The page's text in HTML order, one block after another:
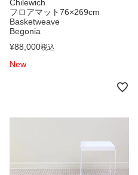
Chilewich
フロアマット76×269cm
Basketweave
Begonia
¥88,000税込
New